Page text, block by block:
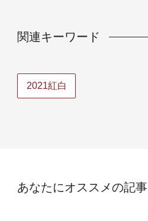
関連キーワード
2021紅白
あなたにオススメの記事